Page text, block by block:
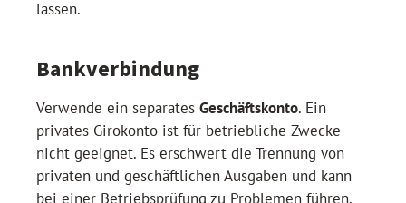
lassen.
Bankverbindung
Verwende ein separates Geschäftskonto. Ein
privates Girokonto ist für betriebliche Zwecke
nicht geeignet. Es erschwert die Trennung von
privaten und geschäftlichen Ausgaben und kann
bei einer Betriebsprüfung zu Problemen führen.